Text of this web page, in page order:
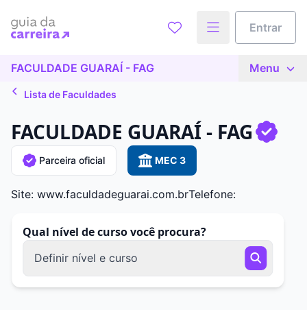
Entrar
FACULDADE GUARAÍ - FAG Menu
Lista de Faculdades
FACULDADE GUARAÍ - FAG
Parceira oficial MEC 3
Site: www.faculdadeguarai.com.brTelefone:
Qual nível de curso você procura?
Definir nível e curso